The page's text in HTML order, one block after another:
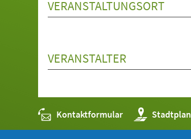
VERANSTALTUNGSORT
VERANSTALTER
Kontaktformular Stadtplan
(Öffnet
in
einem